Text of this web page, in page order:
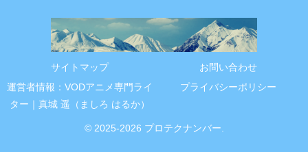
サイトマップ
お問い合わせ
運営者情報：VODアニメ専門ライ
ター｜真城 遥（ましろ はるか）
プライバシーポリシー
© 2025-2026 プロテクナンバー.